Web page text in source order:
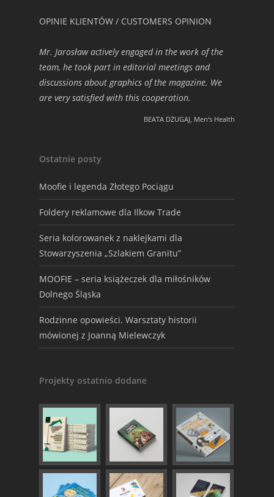
OPINIE KLIENTÓW / CUSTOMERS OPINION
Mr. Jarosław actively engaged in the work of the
team, he took part in editorial meetings and
discussions about graphics of the magazine. We
are very satisfied with this cooperation.
BEATA DŻUGAJ, Men‘s Health
Ostatnie posty
Moofie i legenda Złotego Pociągu
Foldery reklamowe dla Ilkow Trade
Seria kolorowanek z naklejkami dla
Stowarzyszenia „Szlakiem Granitu”
MOOFIE – seria książeczek dla miłośników
Dolnego Śląska
Rodzinne opowieści. Warsztaty historii
mówionej z Joanną Mielewczyk
Projekty ostatnio dodane